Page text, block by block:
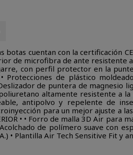
botas cuentan con la certificación
de microfibra de ante resistente
con perfil protector en la
de plástico
de puntera de
altamente resistente a
antipolvo y repelente de
para un mejor ajuste a
• • Forro de malla 3D Air
de polímero suave con
• Plantilla Air Tech Sensitive Fit y